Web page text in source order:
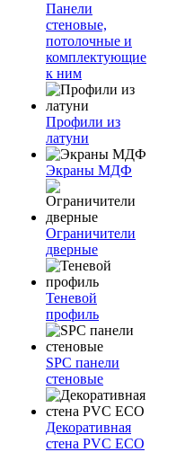
Панели
стеновые,
потолочные и
комплектующие
к ним
Профили из
латуни
Экраны МДФ
Ограничители
дверные
Теневой
профиль
SPC панели
стеновые
Декоративная
стена PVC ECO